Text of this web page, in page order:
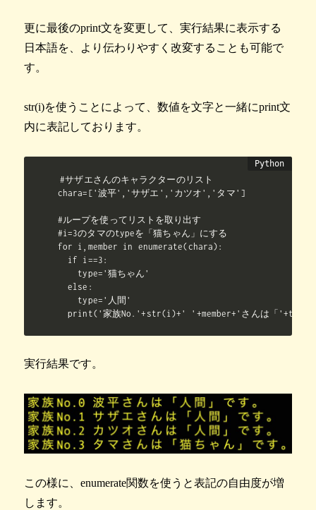
更に最後のprint文を変更して、実行結果に表示する
日本語を、より伝わりやすく改変することも可能で
す。
str(i)を使うことによって、数値を文字と一緒にprint文
内に表記しております。
#サザエさんのキャラクターのリスト
chara=['波平','サザエ','カツオ','タマ']
#ループを使ってリストを取り出す
#i=3のタマのtypeを「猫ちゃん」にする
for i,member in enumerate(chara):
  if i==3:
    type='猫ちゃん'
  else:
    type='人間'
print('家族No.'+str(i)+' '+member+'さんは「
実行結果です。
この様に、enumerate関数を使うと表記の自由度が増
します。